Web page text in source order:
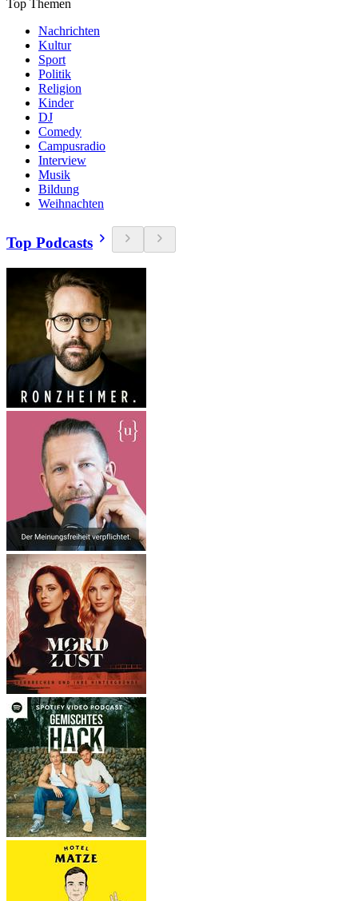
Top Themen
Nachrichten
Kultur
Sport
Politik
Religion
Kinder
DJ
Comedy
Campusradio
Interview
Musik
Bildung
Weihnachten
Top Podcasts